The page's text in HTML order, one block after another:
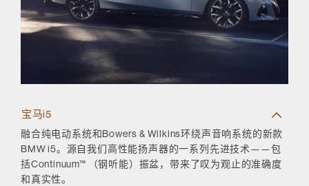
宝马i5
融合纯电动系统和Bowers & Wilkins环绕声音响系统的新款
BMW i5。源自我们高性能扬声器的一系列先进技术——包
括Continuum™ （钢听能）振盆，带来了叹为观止的准确度
和真实性。